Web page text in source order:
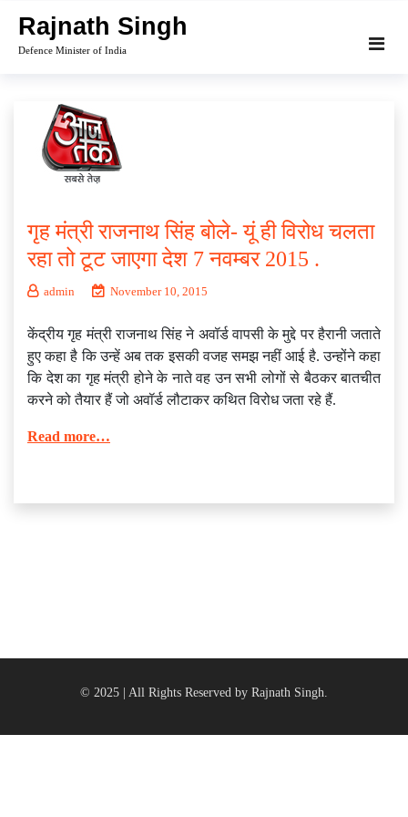
content
Rajnath Singh
Defence Minister of India
गृह मंत्री राजनाथ सिंह बोले- यूं ही विरोध चलता
रहा तो टूट जाएगा देश 7 नवम्बर 2015 .
admin November 10, 2015
केंद्रीय गृह मंत्री राजनाथ सिंह ने अवॉर्ड वापसी के मुद्दे पर हैरानी जताते
हुए कहा है कि उन्हें अब तक इसकी वजह समझ नहीं आई है. उन्होंने कहा
कि देश का गृह मंत्री होने के नाते वह उन सभी लोगों से बैठकर बातचीत
करने को तैयार हैं जो अवॉर्ड लौटाकर कथित विरोध जता रहे हैं.
Read more…
© 2025 | All Rights Reserved by Rajnath Singh.